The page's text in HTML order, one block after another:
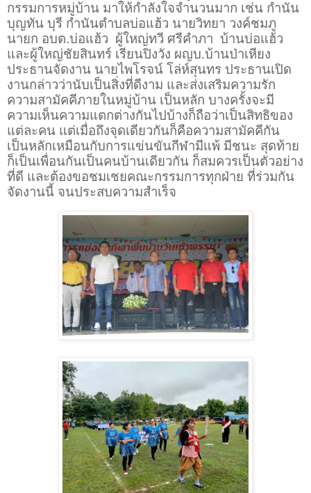
กรรมการหมู่บ้าน มาให้กำลังใจจำนวนมาก เช่น กำนัน
บุญทัน บุรี กำนันตำบลบ่อแฮ้ว นายวิทยา วงค์ชมภู
นายก อบต.บ่อแฮ้ว ผู้ใหญ่ทวี ศรีคำภา บ้านบ่อแฮ้ว
และผู้ใหญ่ชัยสินทร์ เรียนปิงวัง ผญบ.บ้านป่าเหียง
ประธานจัดงาน นายไพโรจน์ โล่ห์สุนทร ประธานเปิด
งานกล่าวว่านับเป็นสิ่งที่ดีงาม และส่งเสริมความรัก
ความสามัคคีภายในหมู่บ้าน เป็นหลัก บางครั้งจะมี
ความเห็นความแตกต่างกันไปบ้างก็ถือว่าเป็นสิทธิของ
แต่ละคน แต่เมื่อถึงจุดเดียวกันก็คือความสามัคคีกัน
เป็นหลักเหมือนกับการแข่นขันกีฬามีแพ้ มีชนะ สุดท้าย
ก็เป็นเพื่อนกันเป็นคนบ้านเดียวกัน ก็สมควรเป็นตัวอย่าง
ที่ดี และต้องขอชมเชยคณะกรรมการทุกฝ่าย ที่ร่วมกัน
จัดงานนี้ จนประสบความสำเร็จ